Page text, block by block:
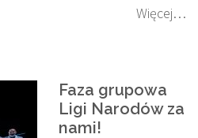
Więcej…
Faza grupowa
Ligi Narodów za
nami!